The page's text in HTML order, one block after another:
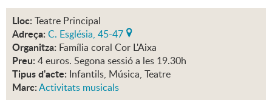
Lloc: Teatre Principal
Adreça: C. Església, 45-47
Organitza: Família coral Cor L'Aixa
Preu: 4 euros. Segona sessió a les 19.30h
Tipus d'acte: Infantils, Música, Teatre
Marc:Activitats musicals